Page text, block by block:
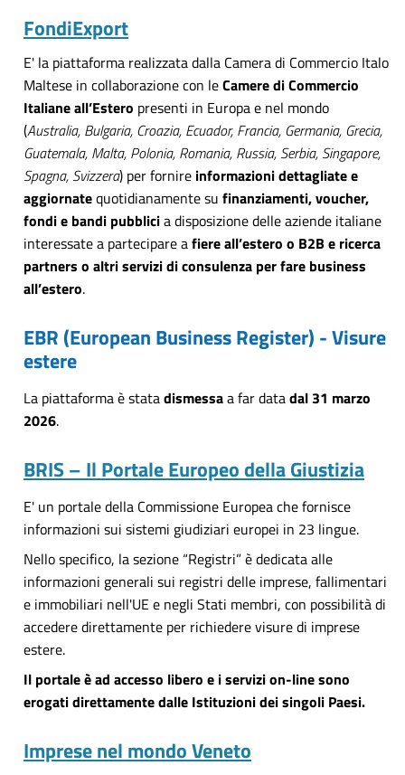
FondiExport
E' la piattaforma realizzata dalla Camera di Commercio Italo
Maltese in collaborazione con leCamere di Commercio
Italiane all’Estero presenti in Europa e nel mondo
(Australia, Bulgaria, Croazia, Ecuador, Francia, Germania, Grecia,
Guatemala, Malta, Polonia, Romania, Russia, Serbia, Singapore,
Spagna, Svizzera) per fornire informazioni dettagliate e
aggiornatequotidianamente su finanziamenti, voucher,
fondi e bandi pubblicia disposizione delle aziende italiane
interessate a partecipare afiere all’estero o B2B e ricerca
partners o altri servizi di consulenza per fare business
all’estero.
EBR (European Business Register) - Visure
estere
La piattaforma è statadismessaa far datadal 31 marzo
2026.
BRIS – Il Portale Europeo della Giustizia
E' un portale della Commissione Europea che fornisce
informazioni sui sistemi giudiziari europei in 23 lingue.
Nello specifico, la sezione “Registri” è dedicata alle
informazioni generali sui registri delle imprese, fallimentari
e immobiliari nell'UE e negli Stati membri, con possibilità di
accedere direttamente per richiedere visure di imprese
estere.
Il portale è ad accesso libero e i servizi on-line sono
erogati direttamente dalle Istituzioni dei singoli Paesi.
Imprese nel mondo Veneto